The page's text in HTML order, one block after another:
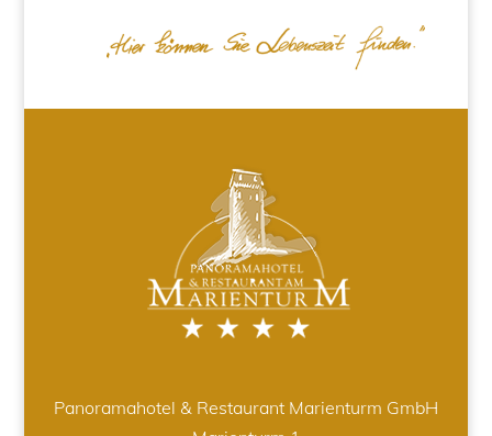
Panoramahotel & Restaurant Marienturm GmbH